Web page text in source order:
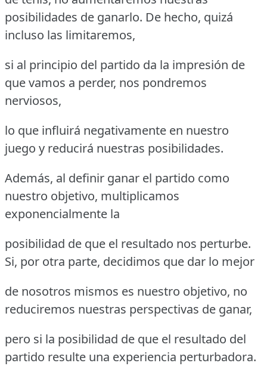
posibilidades de ganarlo. De hecho, quizá
incluso las limitaremos,
si al principio del partido da la impresión de
que vamos a perder, nos pondremos
nerviosos,
lo que influirá negativamente en nuestro
juego y reducirá nuestras posibilidades.
Además, al definir ganar el partido como
nuestro objetivo, multiplicamos
exponencialmente la
posibilidad de que el resultado nos perturbe.
Si, por otra parte, decidimos que dar lo mejor
de nosotros mismos es nuestro objetivo, no
reduciremos nuestras perspectivas de ganar,
pero si la posibilidad de que el resultado del
partido resulte una experiencia perturbadora.